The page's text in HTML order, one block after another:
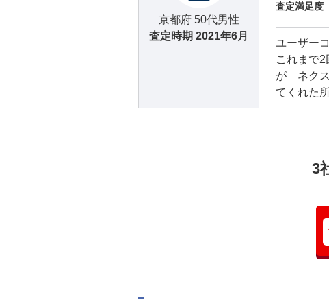
京都府 50代男性
査定時期 2021年6月
査定満足度
ユーザー
これまで
が ネクス
てくれた
3